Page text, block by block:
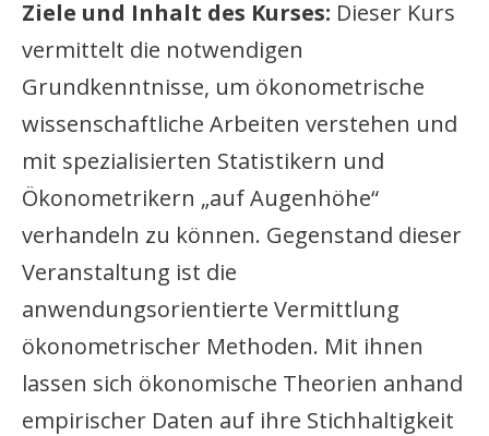
Ziele und Inhalt des Kurses: Dieser Kurs
vermittelt die notwendigen
Grundkenntnisse, um ökonometrische
wissenschaftliche Arbeiten verstehen und
mit spezialisierten Statistikern und
Ökonometrikern „auf Augenhöhe“
verhandeln zu können. Gegenstand dieser
Veranstaltung ist die
anwendungsorientierte Vermittlung
ökonometrischer Methoden. Mit ihnen
lassen sich ökonomische Theorien anhand
empirischer Daten auf ihre Stichhaltigkeit